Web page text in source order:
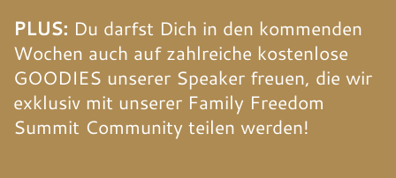
PLUS: Du darfst Dich in den kommenden
Wochen auch auf zahlreiche kostenlose
GOODIES unserer Speaker freuen, die wir
exklusiv mit unserer Family Freedom
Summit Community teilen werden!